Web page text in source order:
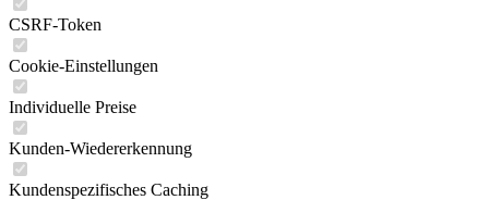
CSRF-Token
Cookie-Einstellungen
Individuelle Preise
Kunden-Wiedererkennung
Kundenspezifisches Caching